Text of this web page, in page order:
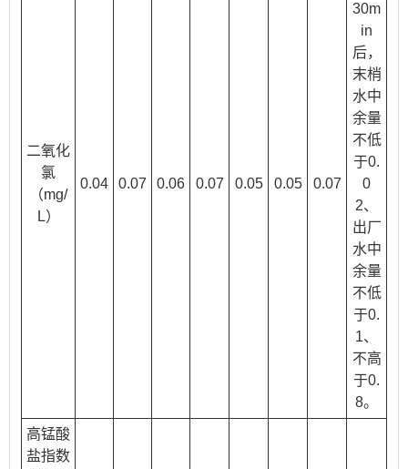
二氧化
氯
（mg/
L）
0.04 0.07 0.06 0.07 0.05 0.05 0.07
30m
in
后，
末梢
水中
余量
不低
于0.
0
2、
出厂
水中
余量
不低
于0.
1、
不高
于0.
8。
高锰酸
盐指数